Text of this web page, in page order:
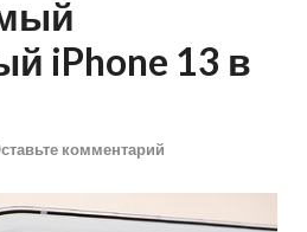
iPhone 13 в
комментарий